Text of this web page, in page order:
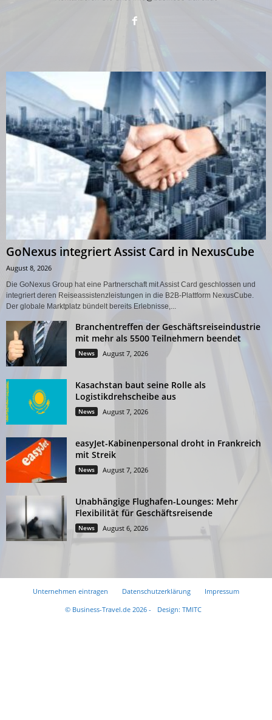
GoNexus integriert Assist Card in NexusCube
August 8, 2026
Die GoNexus Group hat eine Partnerschaft mit Assist Card geschlossen und
integriert deren Reiseassistenzleistungen in die B2B-Plattform NexusCube.
Der globale Marktplatz bündelt bereits Erlebnisse,...
Branchentreffen der Geschäftsreiseindustrie
mit mehr als 5500 Teilnehmern beendet
News August 7, 2026
Kasachstan baut seine Rolle als
Logistikdrehscheibe aus
News August 7, 2026
easyJet-Kabinenpersonal droht in Frankreich
mit Streik
News August 7, 2026
Unabhängige Flughafen-Lounges: Mehr
Flexibilität für Geschäftsreisende
News August 6, 2026
Unternehmen eintragen Datenschutzerklärung
Impressum
© Business-Travel.de 2026 -
Design: TMITC